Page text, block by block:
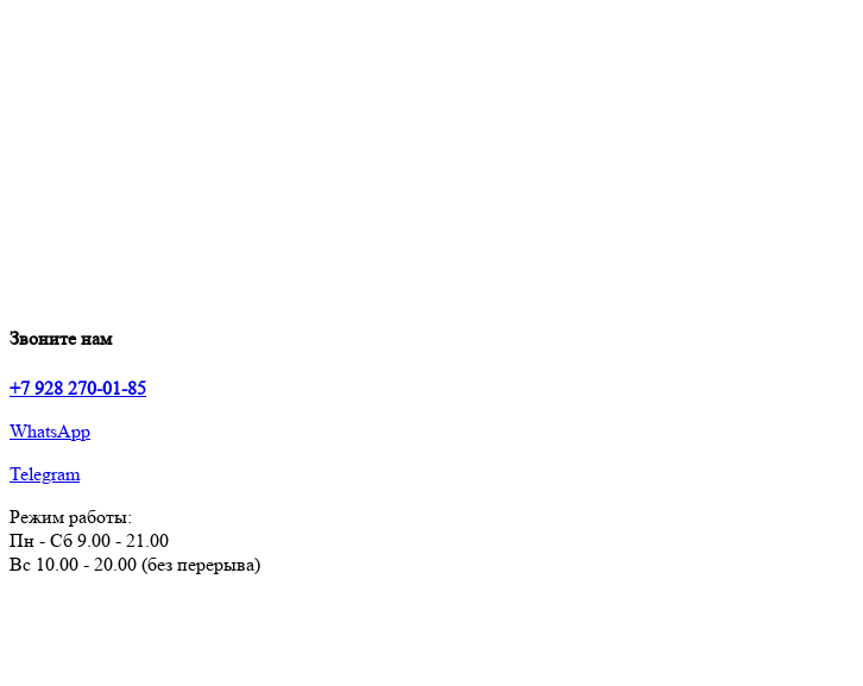
Звоните нам
+7 928 270-01-85
WhatsApp
Telegram
Режим работы:
Пн - Сб 9.00 - 21.00
Вс 10.00 - 20.00 (без перерыва)